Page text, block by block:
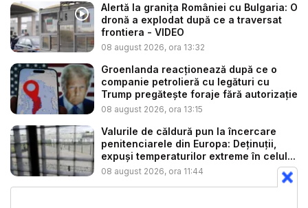
Alertă la granița României cu Bulgaria: O
dronă a explodat după ce a traversat
frontiera - VIDEO
08 august 2026, ora 13:32
Groenlanda reacționează după ce o
companie petrolieră cu legături cu
Trump pregătește foraje fără autorizație
08 august 2026, ora 13:15
Valurile de căldură pun la încercare
penitenciarele din Europa: Deținuții,
expuși temperaturilor extreme în celul...
08 august 2026, ora 11:44